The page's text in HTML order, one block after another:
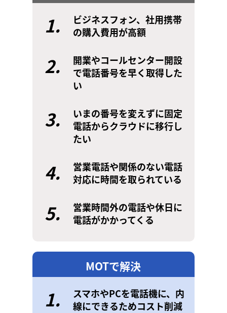
1.
ビジネスフォン、社用携帯
の購入費用が高額
2.
開業やコールセンター開設
で電話番号を早く取得した
い
3.
いまの番号を変えずに固定
電話からクラウドに移行し
たい
4.
営業電話や関係のない電話
対応に時間を取られている
5.
営業時間外の電話や休日に
電話がかかってくる
MOTで解決
1.
スマホやPCを電話機に、内
線にできるためコスト削減